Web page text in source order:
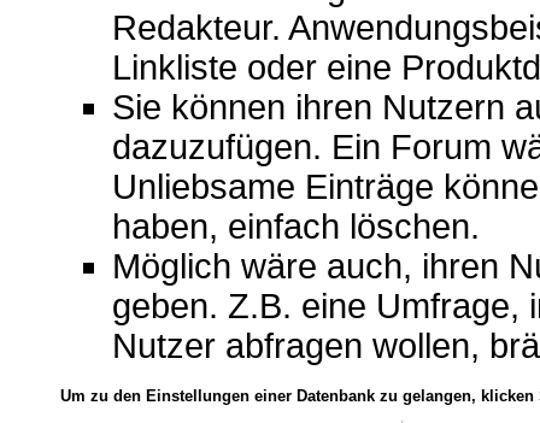
Redakteur.
Linkliste oder eine
Sie können ihren Nutzern
dazuzufügen. Ein Forum
Unliebsame Einträge
haben, einfach löschen.
Möglich wäre auch, ihren
geben. Z.B. eine Umfrage,
Nutzer abfragen wollen,
Um zu den Einstellungen einer Datenbank zu gelangen,